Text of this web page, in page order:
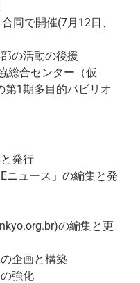
同で開催(7月12日、
の活動の後援
総合センター（仮
第1期多目的パビリオ
発行
ニュース」の編集と発
の編集と更
企画と構築
強化